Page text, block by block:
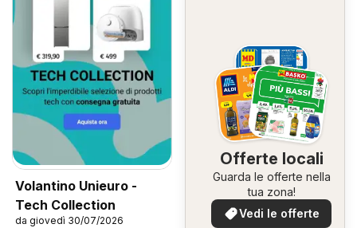
Volantino Unieuro -
Tech Collection
da giovedì 30/07/2026
Offerte locali
Guarda le offerte nella
tua zona!
Vedi le offerte